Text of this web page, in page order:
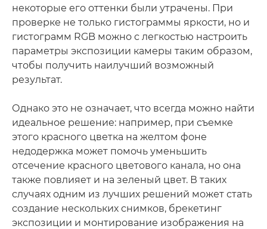
некоторые его оттенки были утрачены. При
проверке не только гистограммы яркости, но и
гистограмм RGB можно с легкостью настроить
параметры экспозиции камеры таким образом,
чтобы получить наилучший возможный
результат.
Однако это не означает, что всегда можно найти
идеальное решение: например, при съемке
этого красного цветка на желтом фоне
недодержка может помочь уменьшить
отсечение красного цветового канала, но она
также повлияет и на зеленый цвет. В таких
случаях одним из лучших решений может стать
создание нескольких снимков, брекетинг
экспозиции и монтирование изображения на